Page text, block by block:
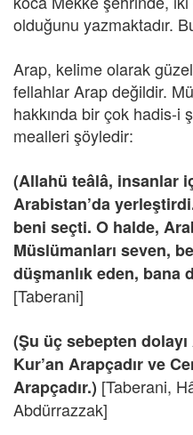
olduğunu yazmaktadır.
Arap, kelime olarak
fellahlar Arap değildir.
hakkında bir çok hadis-i
mealleri şöyledir:
(Allahü teâlâ, insanlar
Arabistan’da
beni seçti. O halde,
Müslümanları seven,
düşmanlık eden, bana
[Taberani]
(Şu üç sebepten
Kur’an Arapçadır ve
Arapçadır.) [Taberani,
Abdürrazzak]